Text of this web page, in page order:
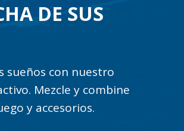
DE SUS
sueños con nuestro
Mezcle y combine
y accesorios.